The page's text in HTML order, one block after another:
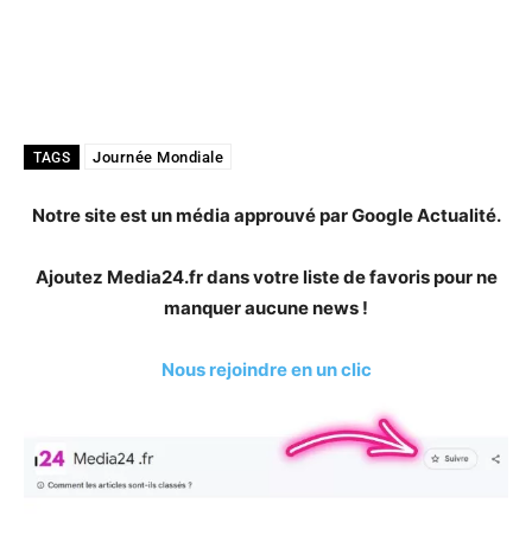
TAGS Journée Mondiale
Notre site est un média approuvé par Google Actualité.
Ajoutez Media24.fr dans votre liste de favoris pour ne
manquer aucune news !
Nous rejoindre en un clic